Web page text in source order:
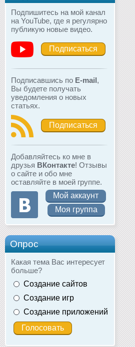
Подпишитесь на мой канал
на YouTube, где я регулярно
публикую новые видео.
Подписаться
Подписавшись по E-mail,
Вы будете получать
уведомления о новых
статьях.
Подписаться
Добавляйтесь ко мне в
друзья ВКонтакте! Отзывы
о сайте и обо мне
оставляйте в моей группе.
Мой аккаунт
Моя группа
Опрос
Какая тема Вас интересует
больше?
Создание сайтов
Создание игр
Создание приложений